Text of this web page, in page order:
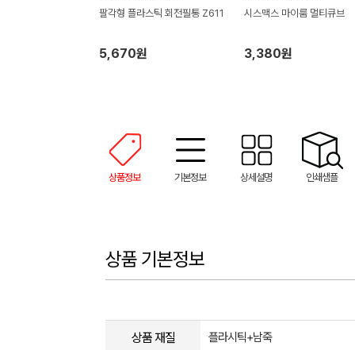
팔각형 플라스틱 회전필통 Z611
5,670원
시스맥스 마이룸 멀티큐브
3,380원
상품정보 기본정보 상세설명 인쇄샘플
상품 기본정보
상품 재질 플라시틱+남죽